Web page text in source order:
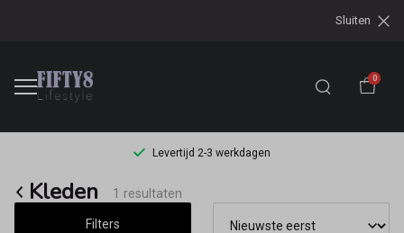
Sluiten
0
Levertijd 2-3 werkdagen
Kleden
Kleden 1 resultaten
Filters